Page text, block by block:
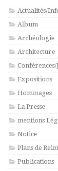
Actualités/
Album
Archéologie
Architecture
Expositions
Hommages
La Presse
mentions
Notice
Plans de
Publications